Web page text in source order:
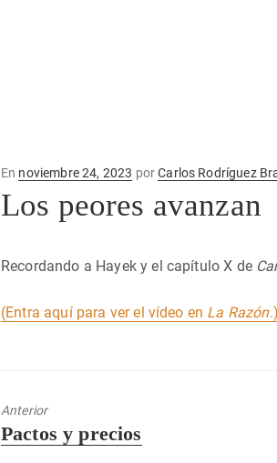
En Publicado
noviembre 24, 2023 porCarlos Rodríguez
Los peores avanzan
Recordando a Hayek y el capítulo X de
(Entra aquí para ver el vídeo en La Razón.)
Anterior
Entrada
Pactos y precios